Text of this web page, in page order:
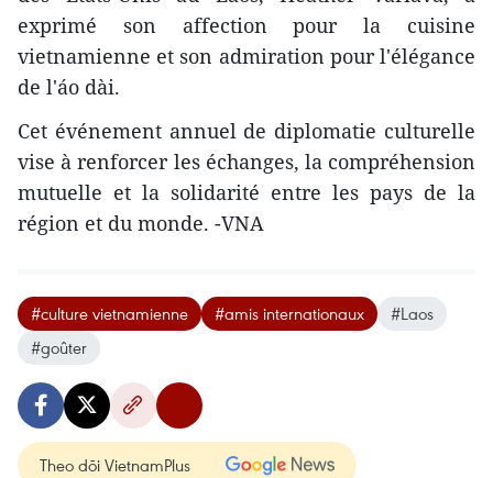
exprimé son affection pour la cuisine
vietnamienne et son admiration pour l'élégance
de l'áo dài.
Cet événement annuel de diplomatie culturelle
vise à renforcer les échanges, la compréhension
mutuelle et la solidarité entre les pays de la
région et du monde. -VNA
#culture vietnamienne #amis internationaux
#Laos
#goûter
Theo dõi VietnamPlus